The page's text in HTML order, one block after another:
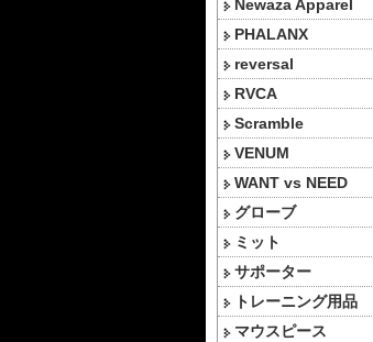
Newaza Apparel
PHALANX
reversal
RVCA
Scramble
VENUM
WANT vs NEED
グローブ
ミット
サポーター
トレーニング用品
マウスピース